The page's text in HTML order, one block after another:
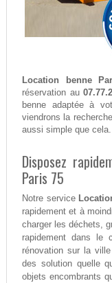
Location benne
réservation au
benne adaptée à
viendrons la
aussi simple que cela.
Disposez
Paris 75
Notre service
rapidement et à
charger les déchets,
rapidement dans le
rénovation sur la
des solution quelle
objets encombrants